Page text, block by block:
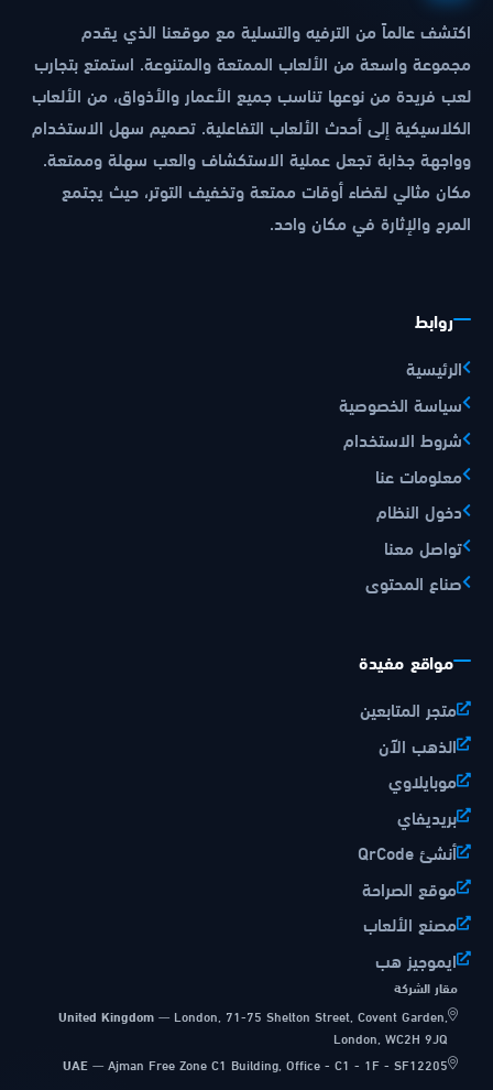
اكتشف عالماً من الترفيه والتسلية مع موقعنا الذي يقدم
مجموعة واسعة من الألعاب الممتعة والمتنوعة. استمتع بتجارب
لعب فريدة من نوعها تناسب جميع الأعمار والأذواق، من الألعاب
الكلاسيكية إلى أحدث الألعاب التفاعلية. تصميم سهل الاستخدام
وواجهة جذابة تجعل عملية الاستكشاف والعب سهلة وممتعة.
مكان مثالي لقضاء أوقات ممتعة وتخفيف التوتر، حيث يجتمع
المرح والإثارة في مكان واحد.
روابط
الرئيسية
سياسة الخصوصية
شروط الاستخدام
معلومات عنا
دخول النظام
تواصل معنا
صناع المحتوى
مواقع مفيدة
متجر المتابعين
الذهب الآن
موبايلاوي
بريديفاي
أنشئ QrCode
موقع الصراحة
مصنع الألعاب
ايموجيز هب
مقار الشركة
United Kingdom — London, 71-75 Shelton Street, Covent Garden,
London, WC2H 9JQ
UAE — Ajman Free Zone C1 Building, Office - C1 - 1F - SF12205